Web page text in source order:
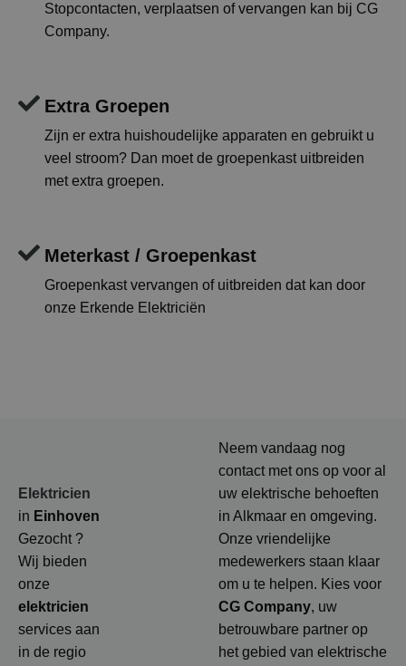
Stopcontacten, verplaatsen of vervangen kan bij CG
Company.
Extra Groepen
Zijn er extra huishoudelijke apparaten en gebruikt u
veel stroom? Dan moet de groepenkast uitbreiden
met extra groepen.
Meterkast / Groepenkast
Groepenkast vervangen of uitbreiden dat kan door
onze Erkende Elektriciën
Elektricien
in Einhoven
Gezocht ?
Wij bieden
onze
elektricien
services aan
in de regio
Neem vandaag nog
contact met ons op voor al
uw elektrische behoeften
in Alkmaar en omgeving.
Onze vriendelijke
medewerkers staan klaar
om u te helpen. Kies voor
CG Company, uw
betrouwbare partner op
het gebied van elektrische